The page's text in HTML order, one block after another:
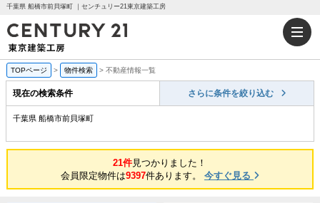
千葉県 船橋市前貝塚町 ｜センチュリー21東京建築工房
TOPページ > 物件検索 > 不動産情報一覧
現在の検索条件 さらに条件を絞り込む
千葉県 船橋市前貝塚町
21件見つかりました！
会員限定物件は9397件あります。 今すぐ見る